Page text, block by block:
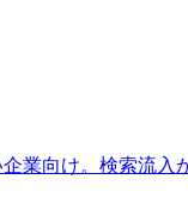
業向け。検索流入